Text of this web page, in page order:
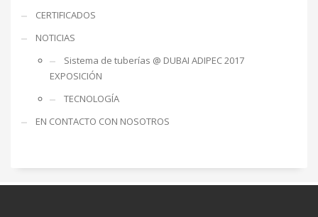
CERTIFICADOS
NOTICIAS
Sistema de tuberías @ DUBAI ADIPEC 2017
EXPOSICIÓN
TECNOLOGÍA
EN CONTACTO CON NOSOTROS